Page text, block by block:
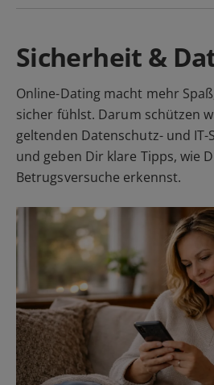
Sicherheit &
Online-Dating macht mehr
sicher fühlst. Darum schützen
geltenden Datenschutz- und
und geben Dir klare Tipps, wie
Betrugsversuche erkennst.